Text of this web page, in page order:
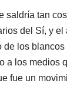
saldría tan
del Sí, y
los blancos
a los medios
fue un